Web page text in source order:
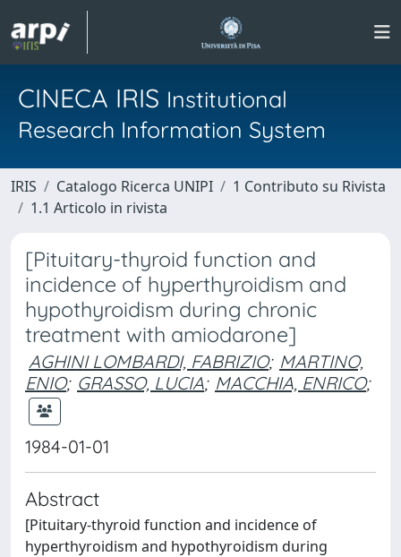
CINECA IRIS Institutional
Research Information System
IRIS Catalogo Ricerca UNIPI
1 Contributo su Rivista
1.1 Articolo in rivista
[Pituitary-thyroid function and
incidence of hyperthyroidism and
hypothyroidism during chronic
treatment with amiodarone]
AGHINI LOMBARDI, FABRIZIO; MARTINO,
ENIO; GRASSO, LUCIA; MACCHIA, ENRICO;
1984-01-01
Abstract
[Pituitary-thyroid function and incidence of
hyperthyroidism and hypothyroidism during